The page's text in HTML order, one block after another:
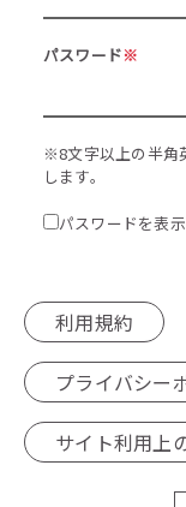
パスワード※
※8文字以上の半角
します。
パスワードを表示
利用規約
プライバシー
サイト利用上